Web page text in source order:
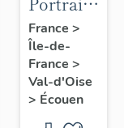
du roi
Henri IV
France >
Île-de-
France >
Val-d'Oise
> Écouen